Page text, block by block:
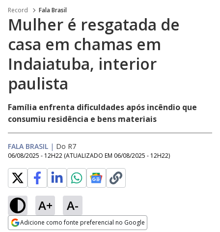
Record Fala Brasil
Mulher é resgatada de
casa em chamas em
Indaiatuba, interior
paulista
Família enfrenta dificuldades após incêndio que
consumiu residência e bens materiais
FALA BRASIL | Do R7
06/08/2025 - 12H22 (ATUALIZADO EM 06/08/2025 - 12H22)
A+ A-
Adicione como fonte preferencial no Google
Ativar
Loaded
24.48%